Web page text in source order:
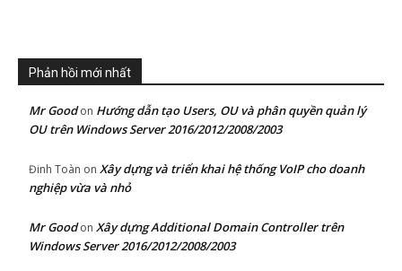
Phản hồi mới nhất
Mr Goodon Hướng dẫn tạo Users, OU và phân quyền quản lý
OU trên Windows Server 2016/2012/2008/2003
Đinh Toàn on Xây dựng và triển khai hệ thống VoIP cho doanh
nghiệp vừa và nhỏ
Mr Goodon Xây dựng Additional Domain Controller trên
Windows Server 2016/2012/2008/2003